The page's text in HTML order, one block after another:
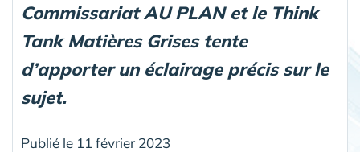
Commissariat AU PLAN et le Think
Tank Matières Grises tente
d’apporter un éclairage précis sur le
sujet.
Publié le 11 février 2023